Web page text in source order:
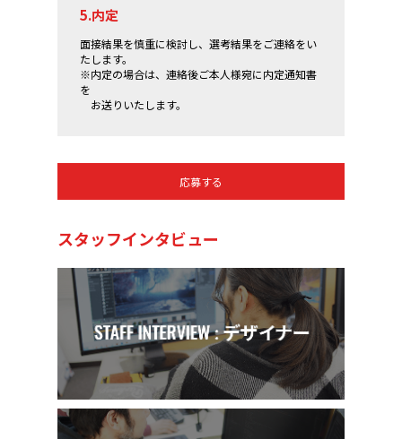
5.内定
面接結果を慎重に検討し、選考結果をご連絡をい
たします。
※内定の場合は、連絡後ご本人様宛に内定通知書
を
お送りいたします。
応募する
スタッフインタビュー